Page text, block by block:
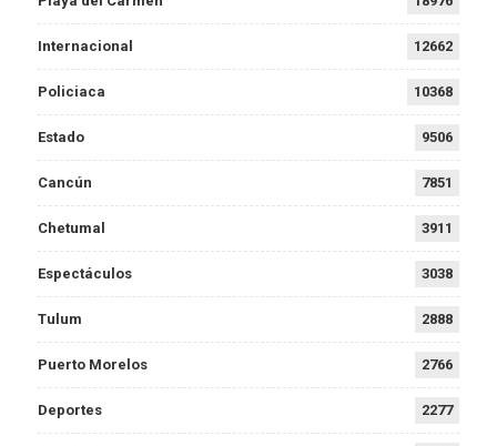
Internacional 12662
Policiaca 10368
Estado 9506
Cancún 7851
Chetumal 3911
Espectáculos 3038
Tulum 2888
Puerto Morelos 2766
Deportes 2277